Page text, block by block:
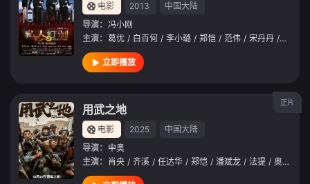
电影 2013
中国大陆
导演： 冯小刚
主演： 葛优 / 白百何 / 李小璐 / 郑恺 / 范伟 / 宋丹丹 / 李诚儒
立即播放
正片
用武之地
电影 2025
中国大陆
导演： 申奥
主演：
肖央 / 齐溪 / 任达华 / 郑恺 / 潘斌龙 / 法提 / 奥黛丽·欧塔维阿诺